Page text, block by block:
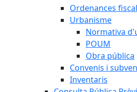
Ordenances
Urbanisme
Normativa
POUM
Obra pública
Convenis i
Inventaris